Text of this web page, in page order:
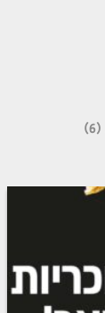
(6)